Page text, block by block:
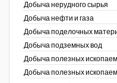
Добыча нерудного сырья
Добыча нефти и газа
Добыча поделочных
Добыча подземных вод
Добыча полезных
Добыча полезных